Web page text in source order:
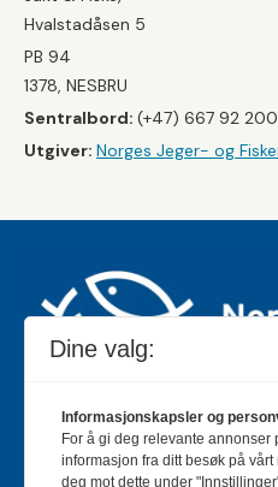
Hvalstadåsen 5
PB 94
1378, NESBRU
Sentralbord: (+47) 667 92 200
Utgiver: Norges Jeger- og
Jakt & Fiske er landets
jakt- og fiskeinteresserte
Dine valg:
Informasjonskapsler og
For å gi deg relevante annonser
informasjon fra ditt besøk på
deg mot dette under